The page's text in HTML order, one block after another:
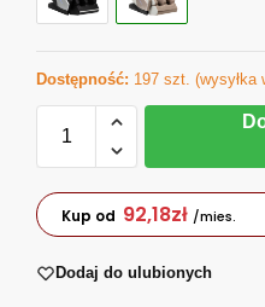
Dostępność: 197 szt. (wysyłka
Kup od 92,18zł /mies.
Dodaj do ulubionych